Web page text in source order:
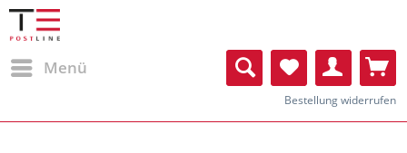
Menü
Bestellung widerrufen